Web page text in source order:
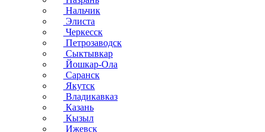
Нальчик
Элиста
Черкесск
Петрозаводск
Сыктывкар
Йошкар-Ола
Саранск
Якутск
Владикавказ
Казань
Кызыл
Ижевск